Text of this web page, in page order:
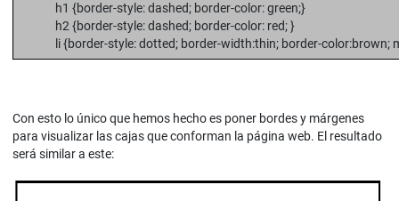
h1 {border-style: dashed; border-color: green;}
h2 {border-style: dashed; border-color: red; }
li {border-style: dotted; border-width:thin; border-color:brown;
Con esto lo único que hemos hecho es poner bordes y márgenes
para visualizar las cajas que conforman la página web. El resultado
será similar a este: